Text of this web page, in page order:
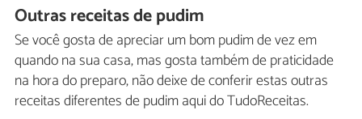
Outras receitas de pudim
Se você gosta de apreciar um bom pudim de vez em
quando na sua casa, mas gosta também de praticidade
na hora do preparo, não deixe de conferir estas outras
receitas diferentes de pudim aqui do TudoReceitas.